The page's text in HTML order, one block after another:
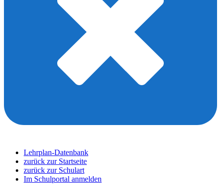
Lehrplan-Datenbank
zurück zur Startseite
zurück zur Schulart
Im Schulportal anmelden